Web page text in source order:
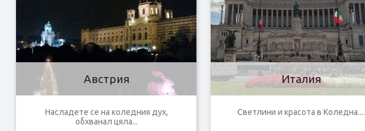
Австрия
Насладете се на коледния дух,
обхванал цяла...
Италия
Светлини и красота в Коледна....